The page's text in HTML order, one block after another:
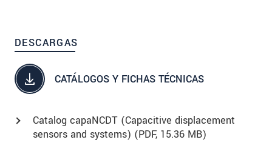
DESCARGAS
CATÁLOGOS Y FICHAS TÉCNICAS
Catalog capaNCDT (Capacitive displacement
sensors and systems) (PDF, 15.36 MB)